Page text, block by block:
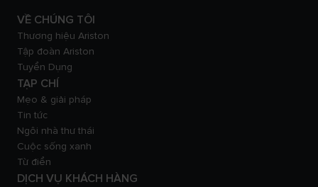
VỀ CHÚNG TÔI
Thương hiệu Ariston
Tập đoàn Ariston
Tuyển Dụng
TẠP CHÍ
Mẹo & giải pháp
Tin tức
Ngôi nhà thư thái
Cuộc sống xanh
Từ điển
DỊCH VỤ KHÁCH HÀNG